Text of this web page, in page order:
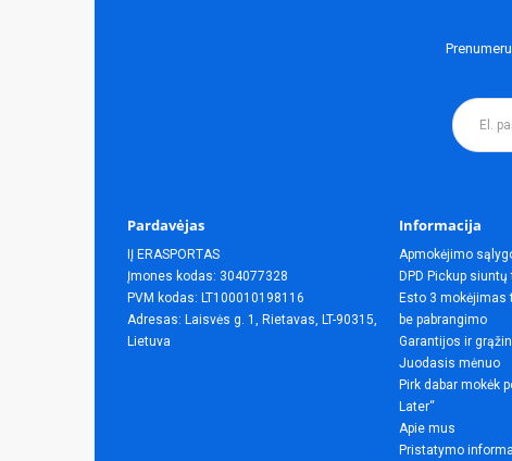
Pardavėjas
IĮ ERASPORTAS
Įmones kodas: 304077328
PVM kodas: LT100010198116
Adresas: Laisvės g. 1, Rietavas, LT-90315,
Lietuva
Informacija
Apmokėjimo
DPD Pickup siuntų
Esto 3
be pabrangimo
Garantijos ir
Juodasis mėnuo
Pirk dabar mokėk
Later“
Apie mus
Pristatymo